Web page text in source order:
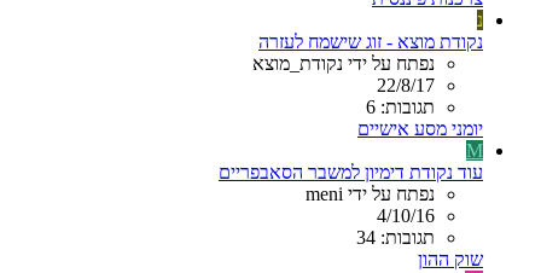
נ
נקודת מוצא - זוג שישמח לעזרה
נפתח על ידי נקודת_מוצא
22/8/17
תגובות: 6
יומני מסע אישיים
M
עוד נקודת דימיון למשבר הסאבפריים
נפתח על ידי meni
4/10/16
תגובות: 34
שוק ההון